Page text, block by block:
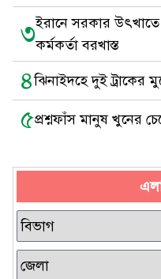
৩ইরানে সরকার উৎখাতে
কর্মকর্তা বরখাস্ত
৪ঝিনাইদহে দুই
৫প্রশ্নফাঁস মানুষ খুনের